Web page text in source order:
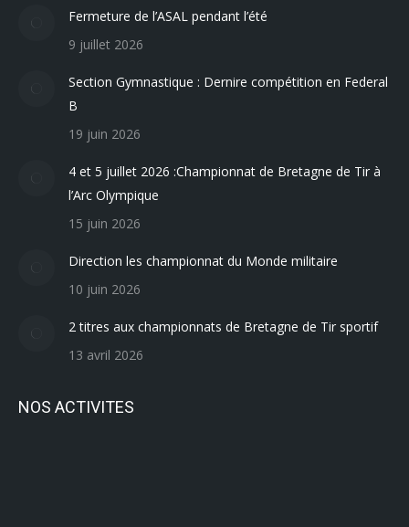
Fermeture de l’ASAL pendant l’été
9 juillet 2026
Section Gymnastique : Dernire compétition en Federal
B
19 juin 2026
4 et 5 juillet 2026 :Championnat de Bretagne de Tir à
l’Arc Olympique
15 juin 2026
Direction les championnat du Monde militaire
10 juin 2026
2 titres aux championnats de Bretagne de Tir sportif
13 avril 2026
NOS ACTIVITES